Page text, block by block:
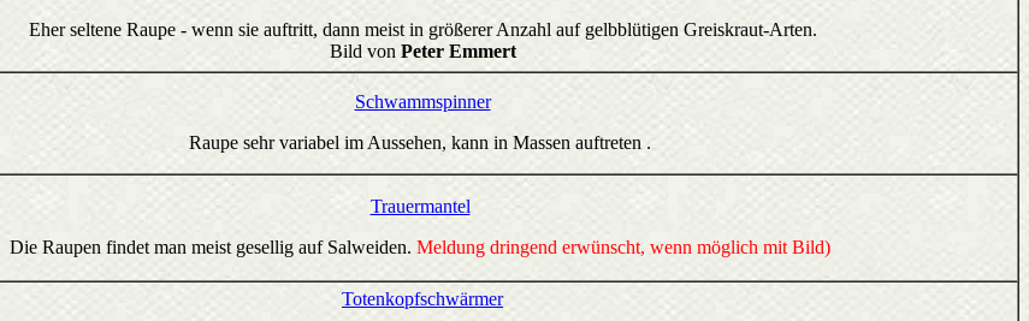
Eher seltene Raupe - wenn sie auftritt, dann meist in größerer Anzahl auf gelbblütigen Greiskraut-Arten.
Bild von Peter Emmert
Schwammspinner
Raupe sehr variabel im Aussehen, kann in Massen auftreten .
Trauermantel
Die Raupen findet man meist gesellig auf Salweiden. Meldung dringend erwünscht, wenn möglich mit Bild)
Totenkopfschwärmer